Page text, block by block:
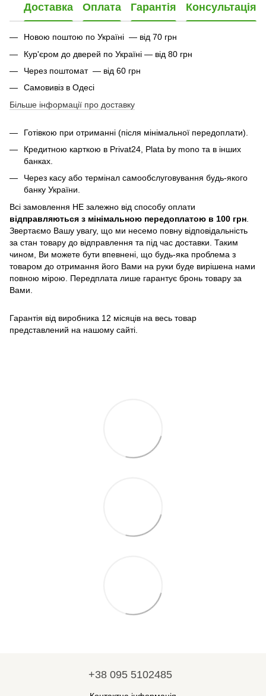
Доставка Оплата Гарантія Консультація
Новою поштою по Україні — від 70 грн
Кур'єром до дверей по Україні — від 80 грн
Через поштомат — від 60 грн
Самовивіз в Одесі
Більше інформації про доставку
Готівкою при отриманні (після мінімальної передоплати).
Кредитною карткою в Privat24, Plata by mono та в інших
банках.
Через касу або термінал самообслуговування будь-якого
банку України.
Всі замовлення НЕ залежно від способу оплати
відправляються з мінімальною передоплатою в 100 грн
Звертаємо Вашу увагу, що ми несемо повну відповідальність
за стан товару до відправлення та під час доставки. Таким
чином, Ви можете бути впевнені, що будь-яка проблема з
товаром до отримання його Вами на руки буде вирішена нами
повною мірою. Передплата лише гарантує бронь товару за
Вами.
Гарантія від виробника 12 місяців на весь товар
представлений на нашому сайті.
+38 095 5102485